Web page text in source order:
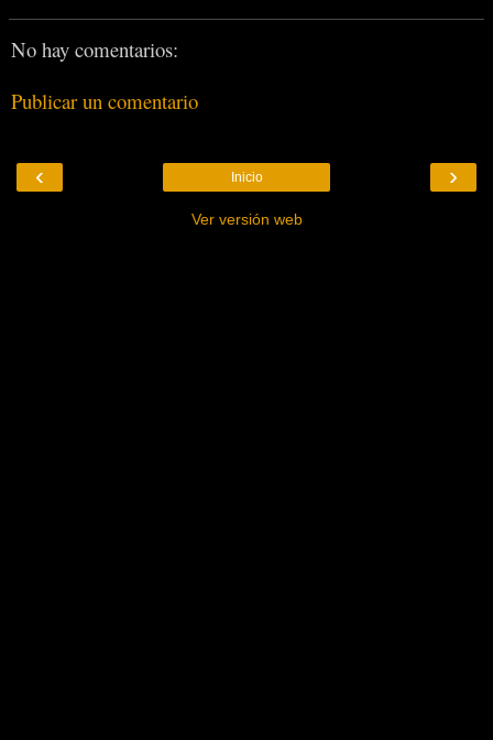
No hay comentarios:
Publicar un comentario
‹ ›
Inicio
Ver versión web